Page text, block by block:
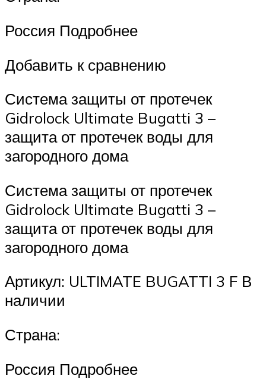
Россия Подробнее
Добавить к сравнению
Система защиты от протечек
Gidrolock Ultimate Bugatti 3 –
защита от протечек воды для
загородного дома
Система защиты от протечек
Gidrolock Ultimate Bugatti 3 –
защита от протечек воды для
загородного дома
Артикул: ULTIMATE BUGATTI 3 F В
наличии
Страна:
Россия Подробнее